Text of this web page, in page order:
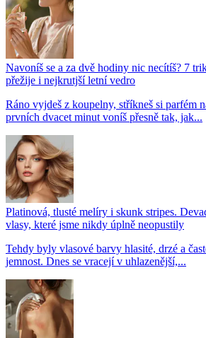
Navoníš se a za dvě hodiny nic necítíš? 7
přežije i nejkrutjší letní vedro
Ráno vyjdeš z koupelny, stříkneš si parfém
prvních dvacet minut voníš přesně tak, jak...
Platinová, tlusté melíry i skunk stripes.
vlasy, které jsme nikdy úplně neopustily
Tehdy byly vlasové barvy hlasité, drzé a
jemnost. Dnes se vracejí v uhlazenější,...